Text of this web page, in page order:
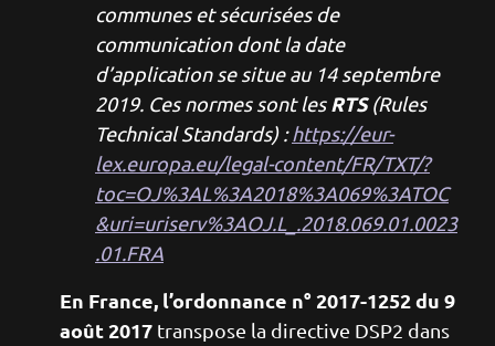
communes et sécurisées de
communication dont la date
d’application se situe au 14 septembre
2019. Ces normes sont lesRTS(Rules
Technical Standards) :https://eur-
lex.europa.eu/legal-content/FR/TXT/?
toc=OJ%3AL%3A2018%3A069%3ATOC
&uri=uriserv%3AOJ.L_.2018.069.01.0023
.01.FRA
En France, l’ordonnance n° 2017-1252 du 9
août 2017 transpose la directive DSP2 dans